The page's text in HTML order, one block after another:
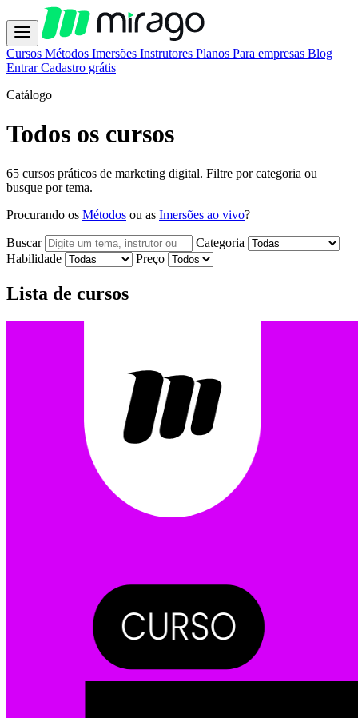
Cursos Métodos Imersões Instrutores Planos Para empresas Blog
EntrarCadastro grátis
Catálogo
Todos os cursos
65 cursos práticos de marketing digital. Filtre por categoria ou
busque por tema.
Procurando os Métodos ou as Imersões ao vivo?
Buscar
Categoria
Habilidade
Preço
Lista de cursos